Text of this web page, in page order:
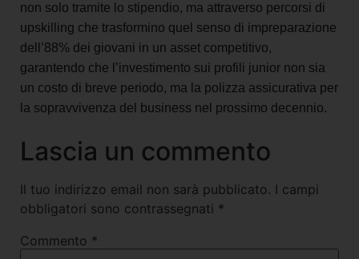
non solo tramite lo stipendio, ma attraverso percorsi di
upskilling che trasformino quel senso di impreparazione
dell’88% dei giovani in un asset competitivo,
garantendo che l’investimento sui profili junior non sia
un costo di breve periodo, ma la polizza assicurativa per
la sopravvivenza del business nel prossimo decennio.
Lascia un commento
Il tuo indirizzo email non sarà pubblicato. I campi
obbligatori sono contrassegnati *
Commento *